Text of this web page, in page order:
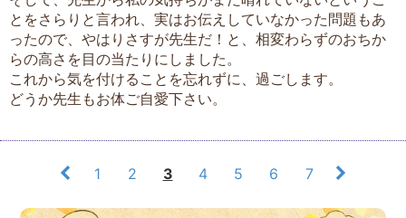
とをさらりと言われ、実はお伝えしていなかった問題もあ
ったので、やはりさすが先生だ！と、相変わらずのおちか
らの高さを目の当たりにしました。
これから気を付けることを忘れずに、過ごします。
どうか先生もお体ご自愛下さい。
1 2 3 4 5 6 7